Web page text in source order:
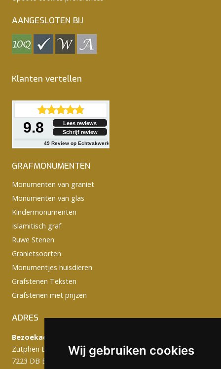
Wij gebruiken cookies
AANGESLOTEN BIJ
Klanten vertellen
9.8
Lees reviews
Schrijf review
49 Review op Echtvakwerk
GRAFMONUMENTEN
Monumenten van graniet
Monumenten van glas
Kindermonumenten
Islamitisch graf
Ruwe Stenen
Granietsoorten
Monumentjes huisdieren
Grafstenen Teksten
Grafstenen met prijzen
ADRES
Bezoekadres:
Zutphen Emmerikseweg 103C
7223 DB Baak